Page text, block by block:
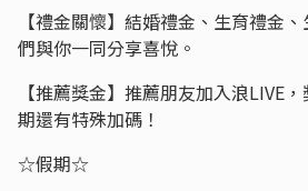
【禮金關懷】結婚禮金、生育禮金
們與你一同分享喜悅。
【推薦獎金】推薦朋友加入浪LIVE
期還有特殊加碼！
☆假期☆